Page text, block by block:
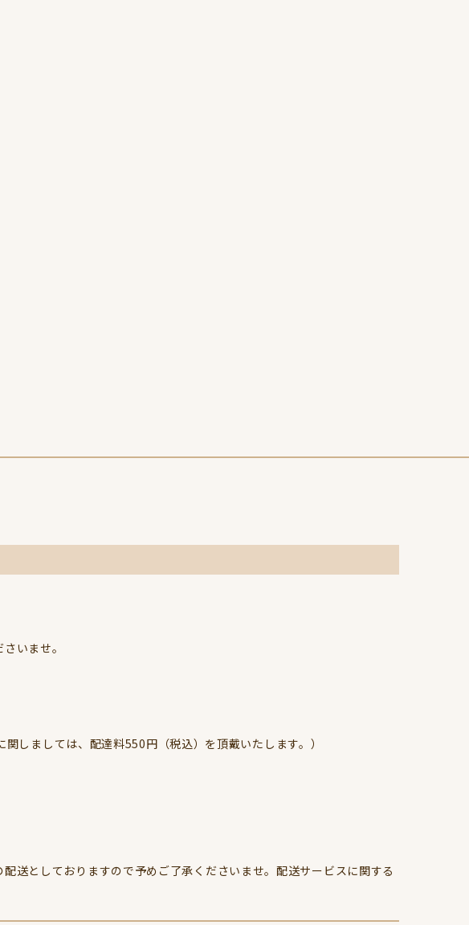
いませ。
しましては、配達料550円（税込）を頂戴いたします。）
配送としておりますので予めご了承くださいませ。配送サービスに関する